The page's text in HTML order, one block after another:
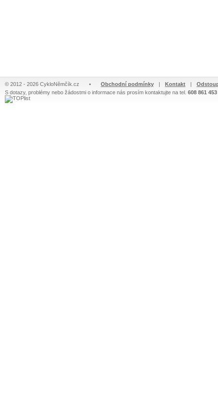
© 2012 - 2026 CykloNěmčík.cz • Obchodní podmínky | Kontakt |
S dotazy, problémy nebo žádostmi o informace nás prosím kontaktujte na tel. 608 861 453